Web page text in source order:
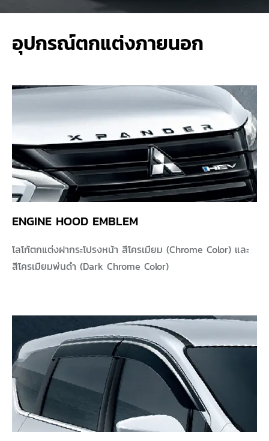
อุปกรณ์ตกแต่งภายนอก
ENGINE HOOD EMBLEM
โลโก้ตกแต่งฝากระโปรงหน้า สีโครเมียม (Chrome Color) และ
สีโครเมียมพ่นดำ (Dark Chrome Color)